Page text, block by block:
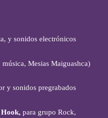
y sonidos electrónicos
Mesias Maiguashca)
y sonidos pregrabados
para grupo Rock,